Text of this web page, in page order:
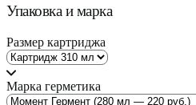
Упаковка и марка
Размер картриджа
Марка герметика